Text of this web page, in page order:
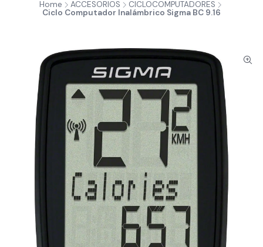
Home ACCESORIOS
CICLOCOMPUTADORES
Ciclo Computador Inalámbrico Sigma BC 9.16